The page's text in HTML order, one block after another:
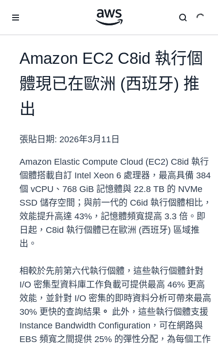
Amazon EC2 C8id 執行個
體現已在歐洲 (西班牙) 推
出
張貼日期: 2026年3月11日
Amazon Elastic Compute Cloud (EC2) C8id 執行
個體搭載自訂 Intel Xeon 6 處理器，最高具備 384
個 vCPU、768 GiB 記憶體與 22.8 TB 的 NVMe
SSD 儲存空間；與前一代的 C6id 執行個體相比，
效能提升高達 43%，記憶體頻寬提高 3.3 倍。即
日起，C8id 執行個體已在歐洲 (西班牙) 區域推
出。
相較於先前第六代執行個體，這些執行個體針對
I/O 密集型資料庫工作負載可提供最高 46% 更高
效能，並針對 I/O 密集的即時資料分析可帶來最高
30% 更快的查詢結果 。 此外，這些執行個體支援
Instance Bandwidth Configuration，可在網路與
EBS 頻寬之間提供 25% 的彈性分配，為每個工作